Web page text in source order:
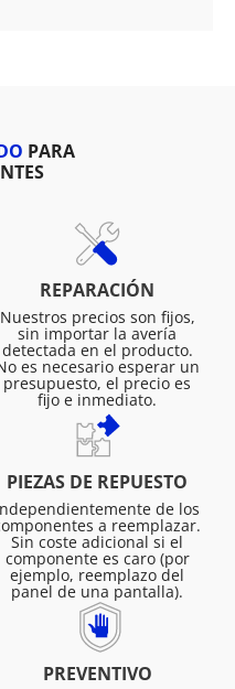
PARA
REPARACIÓN
Nuestros precios son fijos,
sin importar la avería
detectada en el producto.
es necesario esperar un
presupuesto, el precio es
fijo e inmediato.
PIEZAS DE REPUESTO
de los
a reemplazar.
Sin coste adicional si el
componente es caro (por
ejemplo, reemplazo del
panel de una pantalla).
PREVENTIVO